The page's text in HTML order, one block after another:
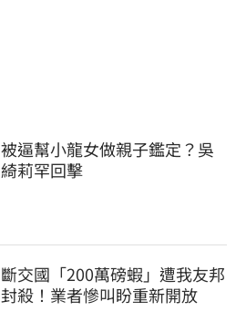
被逼幫小龍女做親子鑑定？吳
綺莉罕回擊
斷交國「200萬磅蝦」遭我友邦
封殺！業者慘叫盼重新開放